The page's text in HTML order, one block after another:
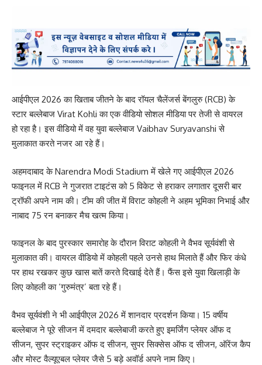
आईपीएल 2026 का खिताब जीतने के बाद रॉयल चैलेंजर्स बेंगलुरु (RCB) के
स्टार बल्लेबाज Virat Kohli का एक वीडियो सोशल मीडिया पर तेजी से वायरल
हो रहा है। इस वीडियो में वह युवा बल्लेबाज Vaibhav Suryavanshi से
मुलाकात करते नजर आ रहे हैं।
अहमदाबाद के Narendra Modi Stadium में खेले गए आईपीएल 2026
फाइनल में RCB ने गुजरात टाइटंस को 5 विकेट से हराकर लगातार दूसरी बार
ट्रॉफी अपने नाम की। टीम की जीत में विराट कोहली ने अहम भूमिका निभाई और
नाबाद 75 रन बनाकर मैच खत्म किया।
फाइनल के बाद पुरस्कार समारोह के दौरान विराट कोहली ने वैभव सूर्यवंशी से
मुलाकात की। वायरल वीडियो में कोहली पहले उनसे हाथ मिलाते हैं और फिर कंधे
पर हाथ रखकर कुछ खास बातें करते दिखाई देते हैं। फैंस इसे युवा खिलाड़ी के
लिए कोहली का ‘गुरुमंत्र’ बता रहे हैं।
वैभव सूर्यवंशी ने भी आईपीएल 2026 में शानदार प्रदर्शन किया। 15 वर्षीय
बल्लेबाज ने पूरे सीजन में दमदार बल्लेबाजी करते हुए इमर्जिंग प्लेयर ऑफ द
सीजन, सुपर स्ट्राइकर ऑफ द सीजन, सुपर सिक्सेस ऑफ द सीजन, ऑरेंज कैप
और मोस्ट वैल्यूएबल प्लेयर जैसे 5 बड़े अवॉर्ड अपने नाम किए।